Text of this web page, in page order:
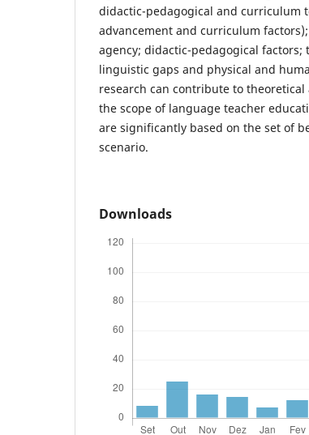
didactic-pedagogical and curriculum
advancement and curriculum
agency; didactic-pedagogical
linguistic gaps and physical and
research can contribute to
the scope of language teacher
are significantly based on the set of
scenario.
Downloads